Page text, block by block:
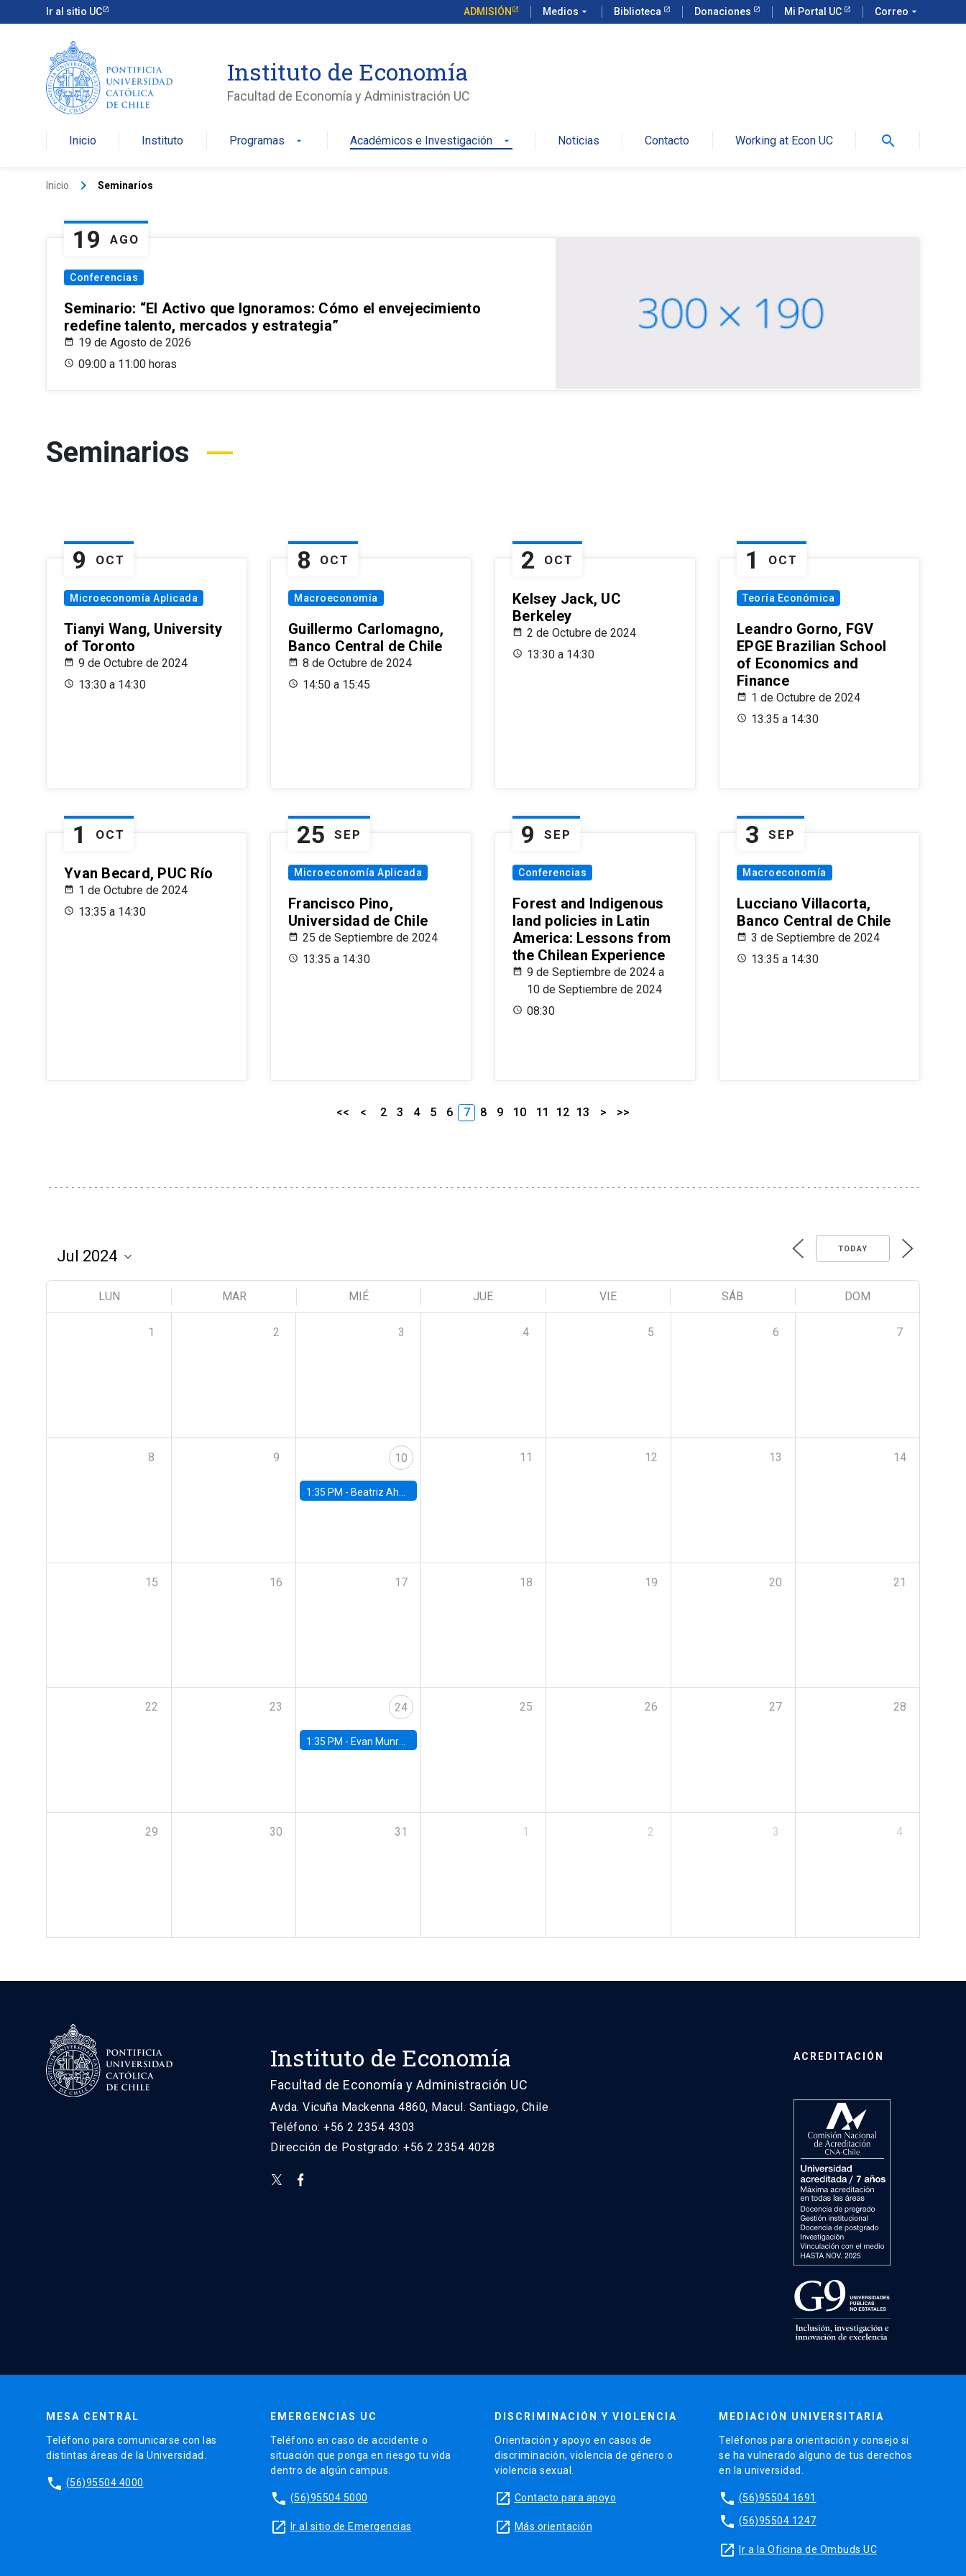
Ir al sitio UC ADMISIÓN Medios arrow_drop_down Biblioteca Donaciones Mi Portal UC Correo arrow_drop_down
Instituto de Economía
Facultad de Economía y Administración UC
Inicio Instituto Programas arrow_drop_down Académicos e Investigación arrow_drop_down Noticias Contacto Working at Econ UC search
Inicio keyboard_arrow_right Seminarios
19 AGO
Conferencias
Seminario: “El Activo que Ignoramos: Cómo el envejecimiento
redefine talento, mercados y estrategia”
19 de Agosto de 2026
09:00 a 11:00 horas
Seminarios
9 OCT
Microeconomía Aplicada
Tianyi Wang, University
of Toronto
9 de Octubre de 2024
13:30 a 14:30
8 OCT
Macroeconomía
Guillermo Carlomagno,
Banco Central de Chile
8 de Octubre de 2024
14:50 a 15:45
2 OCT
Kelsey Jack, UC
Berkeley
2 de Octubre de 2024
13:30 a 14:30
1 OCT
Teoría Económica
Leandro Gorno, FGV
EPGE Brazilian School
of Economics and
Finance
1 de Octubre de 2024
13:35 a 14:30
1 OCT
Yvan Becard, PUC Río
1 de Octubre de 2024
13:35 a 14:30
25 SEP
Microeconomía Aplicada
Francisco Pino,
Universidad de Chile
25 de Septiembre de 2024
13:35 a 14:30
9 SEP
Conferencias
Forest and Indigenous
land policies in Latin
America: Lessons from
the Chilean Experience
9 de Septiembre de 2024 a
10 de Septiembre de 2024
08:30
3 SEP
Macroeconomía
Lucciano Villacorta,
Banco Central de Chile
3 de Septiembre de 2024
13:35 a 14:30
<< < 2 3 4 5 6 7 8 9 10 11 12 13 > >>
TODAY
LUN MAR MIÉ JUE VIE SÁB DOM
1 2 3 4 5 6 7
8 9 10
1:35 PM - Beatriz Ahumada, PhD candidate, Universidad de Pittsburgh
11 12 13 14
15 16 17 18 19 20 21
22 23 24
1:35 PM - Evan Munro, Neyman Visiting Assistant Professor in the Department of Statistics at UC Berkeley
25 26 27 28
29 30 31 1 2 3 4
Instituto de Economía
Facultad de Economía y Administración UC
Avda. Vicuña Mackenna 4860, Macul. Santiago, Chile
Teléfono: +56 2 2354 4303
Dirección de Postgrado: +56 2 2354 4028
ACREDITACIÓN
MESA CENTRAL
Teléfono para comunicarse con las
distintas áreas de la Universidad.
phone (56)95504 4000
EMERGENCIAS UC
Teléfono en caso de accidente o
situación que ponga en riesgo tu vida
dentro de algún campus.
phone (56)95504 5000
launch Ir al sitio de Emergencias
DISCRIMINACIÓN Y VIOLENCIA
Orientación y apoyo en casos de
discriminación, violencia de género o
violencia sexual.
launch Contacto para apoyo
launch Más orientación
MEDIACIÓN UNIVERSITARIA
Teléfonos para orientación y consejo si
se ha vulnerado alguno de tus derechos
en la universidad.
phone (56)95504 1691
phone (56)95504 1247
launch Ir a la Oficina de Ombuds UC